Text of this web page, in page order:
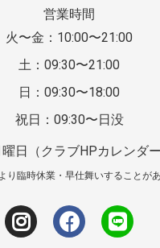
営業時間
火〜金：10:00〜21:00
土：09:30〜21:00
日：09:30〜18:00
祝日：09:30〜日没
日（クラブHPカレンダー
り臨時休業・早仕舞いすることが